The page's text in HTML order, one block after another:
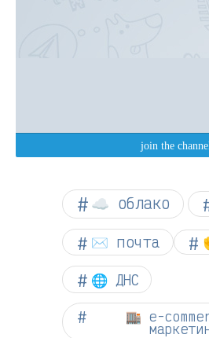
☁︎ облако
✉️ почта
🌐 ДНС
🏬 e-